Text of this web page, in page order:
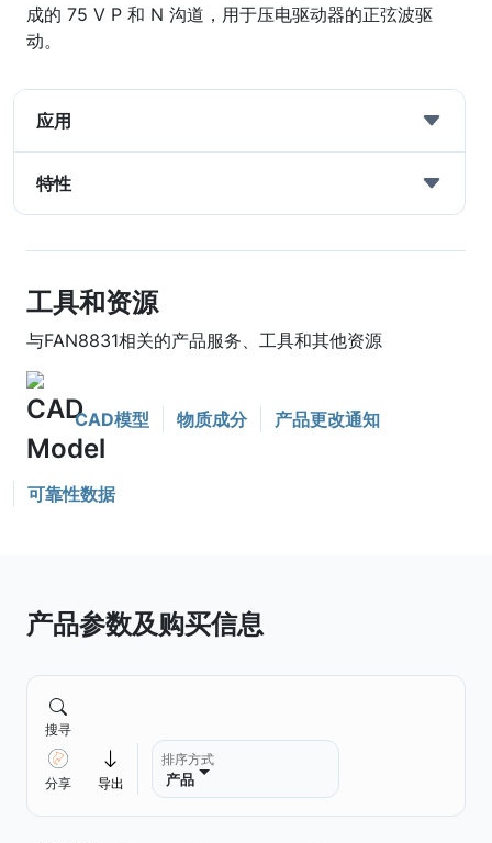
成的 75 V P 和 N 沟道，用于压电驱动器的正弦波驱
动。
应用
特性
工具和资源
与FAN8831相关的产品服务、工具和其他资源
CAD模型 物质成分 产品更改通知
可靠性数据
产品参数及购买信息
搜寻
分享 导出
排序方式
产品